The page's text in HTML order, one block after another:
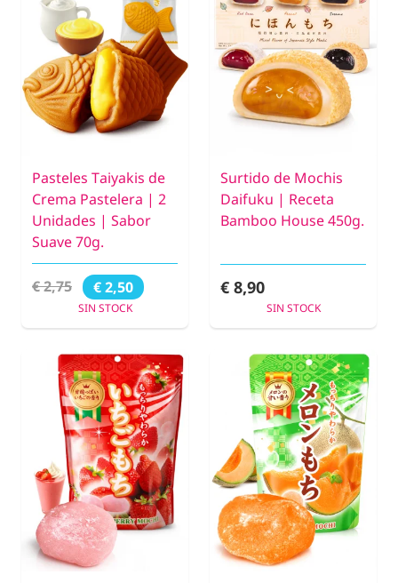
Pasteles Taiyakis de
Crema Pastelera | 2
Unidades | Sabor
Suave 70g.
€ 2,75 € 2,50
SIN STOCK
Surtido de Mochis
Daifuku | Receta
Bamboo House 450g.
€ 8,90
SIN STOCK